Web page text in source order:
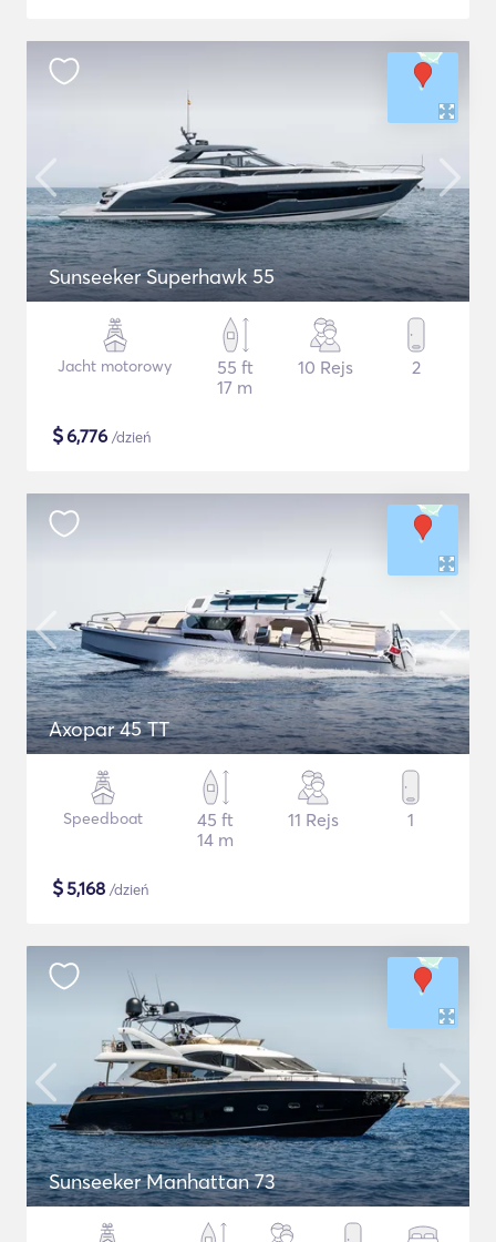
Sunseeker Superhawk 55
Jacht motorowy
55 ft
17 m
10 Rejs 2
$6,776 /dzień
Axopar 45 TT
Speedboat
45 ft
14 m
11 Rejs 1
$5,168 /dzień
Sunseeker Manhattan 73